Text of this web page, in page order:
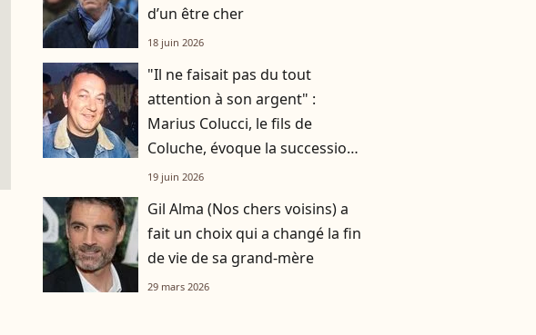
d’un être cher
18 juin 2026
"Il ne faisait pas du tout
attention à son argent" :
Marius Colucci, le fils de
Coluche, évoque la succession
mouvementée de son père
19 juin 2026
Gil Alma (Nos chers voisins) a
fait un choix qui a changé la fin
de vie de sa grand-mère
29 mars 2026